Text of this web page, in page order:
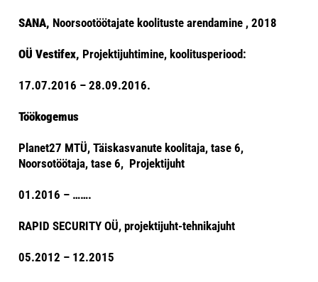
SANA, Noorsootöötajate koolituste arendamine , 2018
OÜ Vestifex, Projektijuhtimine, koolitusperiood:
17.07.2016 – 28.09.2016.
Töökogemus
Planet27 MTÜ, Täiskasvanute koolitaja, tase 6,
Noorsotöötaja, tase 6, Projektijuht
01.2016 – …….
RAPID SECURITY OÜ, projektijuht-tehnikajuht
05.2012 – 12.2015